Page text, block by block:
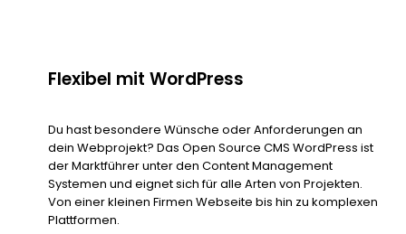
Flexibel mit WordPress
Du hast besondere Wünsche oder Anforderungen an
dein Webprojekt? Das Open Source CMS WordPress ist
der Marktführer unter den Content Management
Systemen und eignet sich für alle Arten von Projekten.
Von einer kleinen Firmen Webseite bis hin zu komplexen
Plattformen.